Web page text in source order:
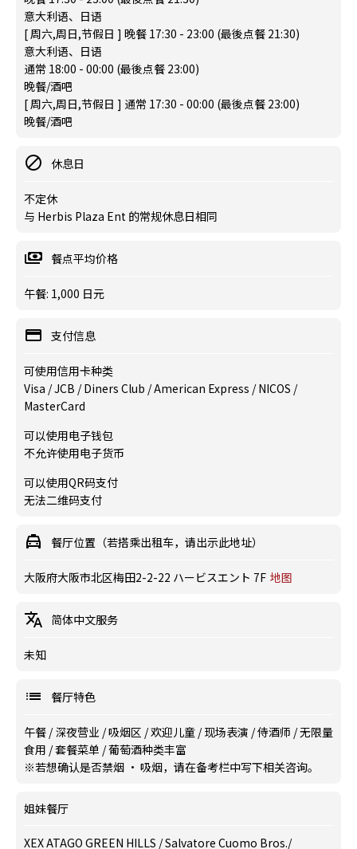
意大利语、日语
[ 周六,周日,节假日 ] 晚餐 17:30 - 23:00 (最後点餐 21:30)
意大利语、日语
通常 18:00 - 00:00 (最後点餐 23:00)
晚餐/酒吧
[ 周六,周日,节假日 ] 通常 17:30 - 00:00 (最後点餐 23:00)
晚餐/酒吧
休息日
不定休
与 Herbis Plaza Ent 的常规休息日相同
餐点平均价格
午餐: 1,000 日元
支付信息
可使用信用卡种类
Visa / JCB / Diners Club / American Express / NICOS /
MasterCard
可以使用电子钱包
不允许使用电子货币
可以使用QR码支付
无法二维码支付
餐厅位置（若搭乘出租车，请出示此地址）
大阪府大阪市北区梅田2-2-22 ハービスエント 7F 地图
简体中文服务
未知
餐厅特色
午餐 /深夜营业 /吸烟区 /欢迎儿童 /现场表演 /侍酒师 /无限量
食用 /套餐菜单 /葡萄酒种类丰富
※若想确认是否禁烟 · 吸烟，请在备考栏中写下相关咨询。
姐妹餐厅
XEX ATAGO GREEN HILLS / Salvatore Cuomo Bros./